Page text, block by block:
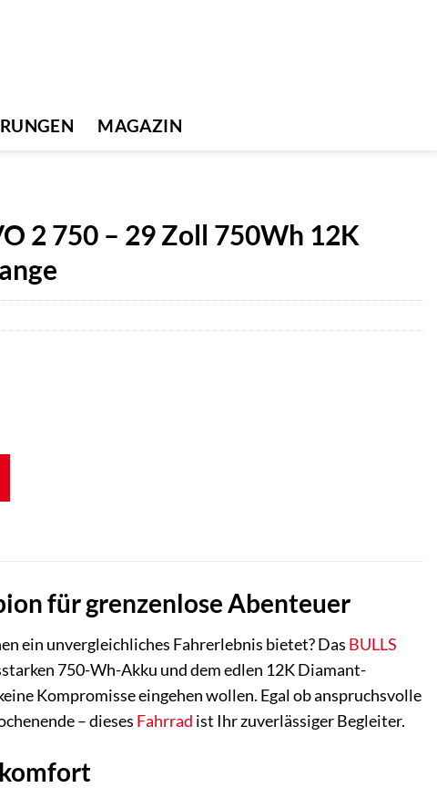
MAGAZIN
2 750 – 29 Zoll 750Wh 12K
für grenzenlose Abenteuer
ein unvergleichliches Fahrerlebnis bietet? Das BULLS
750-Wh-Akku und dem edlen 12K Diamant-
Kompromisse eingehen wollen. Egal ob anspruchsvolle
– dieses Fahrrad ist Ihr zuverlässiger Begleiter.